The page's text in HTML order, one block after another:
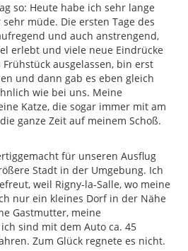
so: Heute habe ich sehr lange
müde. Die ersten Tage des
und auch anstrengend,
erlebt und viele neue Eindrücke
ausgelassen, bin erst
und dann gab es eben gleich
wie bei uns. Meine
Katze, die sogar immer mit am
ganze Zeit auf meinem Schoß.
für unseren Ausflug
Stadt in der Umgebung. Ich
weil Rigny-la-Salle, wo meine
nur ein kleines Dorf in der Nähe
Gastmutter, meine
sind mit dem Auto ca. 45
Zum Glück regnete es nicht.